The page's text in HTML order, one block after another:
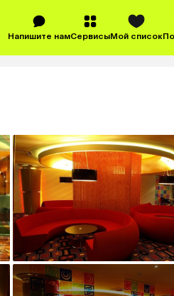
Напишите намСервисыМой список